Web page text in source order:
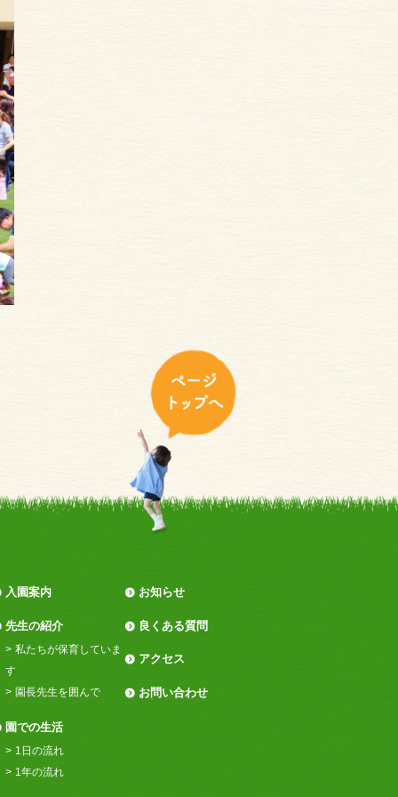
入園案内
先生の紹介
私たちが保育していま
す
園長先生を囲んで
園での生活
1日の流れ
1年の流れ
お知らせ
良くある質問
アクセス
お問い合わせ